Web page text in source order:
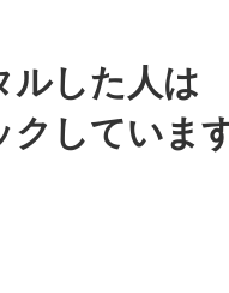
ルした人は
クしていま